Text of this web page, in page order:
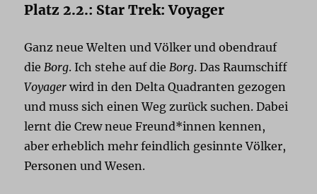
Platz 2.2.: Star Trek: Voyager
Ganz neue Welten und Völker und obendrauf
dieBorg. Ich stehe auf dieBorg. Das Raumschiff
Voyager wird in den Delta Quadranten gezogen
und muss sich einen Weg zurück suchen. Dabei
lernt die Crew neue Freund*innen kennen,
aber erheblich mehr feindlich gesinnte Völker,
Personen und Wesen.